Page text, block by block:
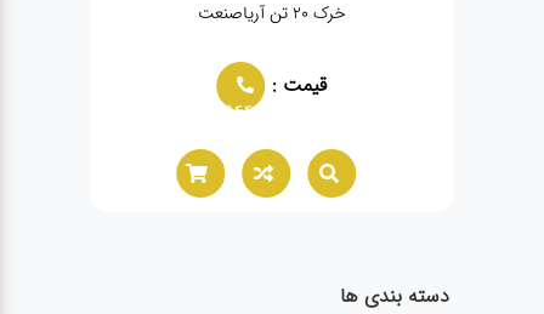
بکس بادی مدل ۱/۲ جنیوس ۴۰۰/۵۰۰
قیمت :
دسته بندی ها